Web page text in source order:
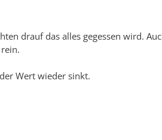
drauf das alles gegessen wird.
Wert wieder sinkt.